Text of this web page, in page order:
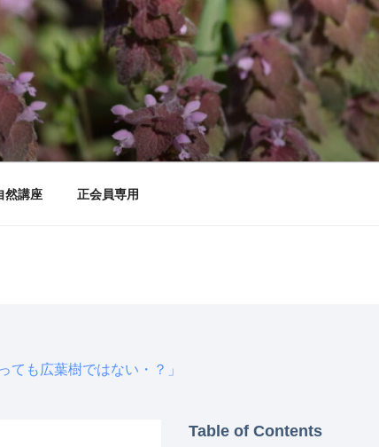
然講座 正会員専用
ても広葉樹ではない・？」
Table of Contents